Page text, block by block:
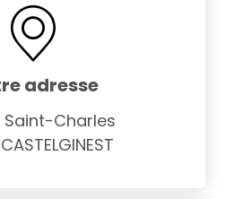
adresse
Saint-Charles